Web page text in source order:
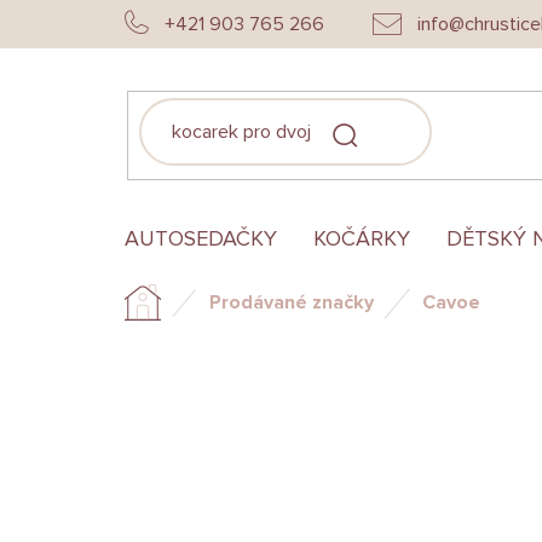
+421 903 765 266
AUTOSEDAČKY KOČÁRKY DĚTSKÝ
DomůProdávané značky Cavoe